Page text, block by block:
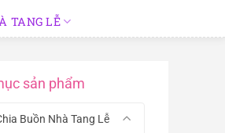
TANG LỄ
sản phẩm
Buồn Nhà Tang Lễ